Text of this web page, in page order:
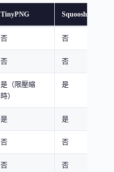
TinyPNG Squoosh
否 否
否 否
是（限壓縮
時）
是
是 是
否 否
否 否